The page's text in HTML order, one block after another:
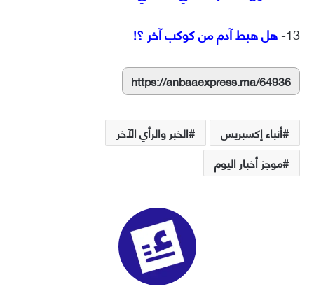
13- هل هبط آدم من كوكب آخر ؟!
https://anbaaexpress.ma/64936
أنباء إكسبريس
الخبر والرأي الآخر
موجز أخبار اليوم